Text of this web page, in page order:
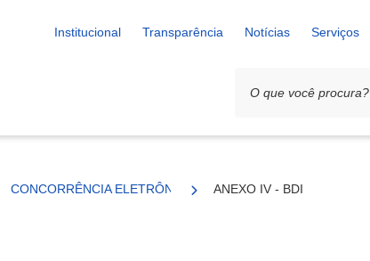
Institucional Transparência Notícias Serviços
CONCORRÊNCIA ELETRÔNICA N° 13/2026ANEXO IV - BDI